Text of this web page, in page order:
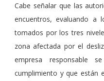
Cabe señalar que las
encuentros, evaluando a
tomados por los tres
zona afectada por el
empresa responsable
cumplimiento y que están